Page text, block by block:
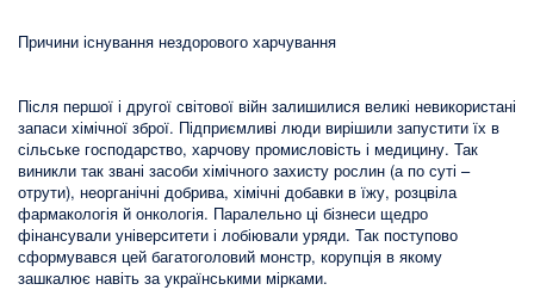
Причини існування нездорового харчування
Після першої і другої світової війн залишилися великі невикористані
запаси хімічної зброї. Підприємливі люди вирішили запустити їх в
сільське господарство, харчову промисловість і медицину. Так
виникли так звані засоби хімічного захисту рослин (а по суті –
отрути), неорганічні добрива, хімічні добавки в їжу, розцвіла
фармакологія й онкологія. Паралельно ці бізнеси щедро
фінансували університети і лобіювали уряди. Так поступово
сформувався цей багатоголовий монстр, корупція в якому
зашкалює навіть за українськими мірками.